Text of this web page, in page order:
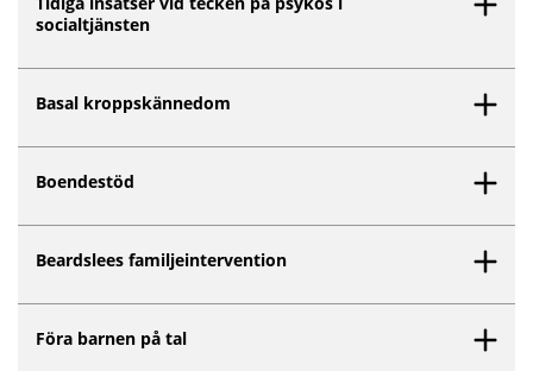
socialtjänsten
Basal kroppskännedom
Boendestöd
Beardslees familjeintervention
Föra barnen på tal